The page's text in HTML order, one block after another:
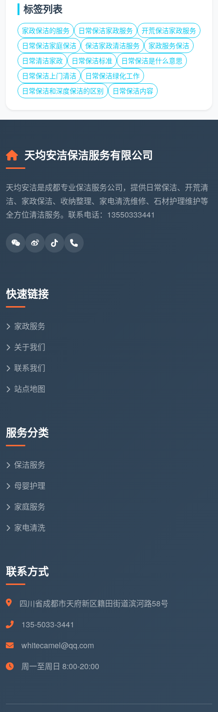
——每一步做完再进入下一步，不交叉不遗漏。
环节二：柜体内部清洁。很多散工只擦柜门表面，
抽屉和隔板根本不取出来。天均安洁的标准流程是：逐
一取出所有抽屉和隔板→吸尘→擦拭→装回→擦拭门板
→去除胶印。工序一步不少。
环节三：地面漆点铲除。这是最容易被跳过的工
工序必须放在吸尘之前，否则铲下来的碎屑会二次污染
四、流程规范的背后，需要这三样东西来支撑
开荒保洁工作流程不是挂在墙上的口号，它背后需
要三样东西来支撑。充足的人手和工时——一套100平
工3-4小时“做完”的，一定是跳过了大量工序。专业的工
标准。愿意对结果负责的固定团队——自有员工经过统
一培训，流程标准化，质量稳定可预期。
60-80㎡
120-150㎡
别墅
以上总价已含全部12项精保洁，并按上述6步
都主城区及周边各区县。
五、再搜“开荒保洁工作流程”，你已经知道专业团队该
当你在手机里再次搜索“开荒保洁工作流程”时，你
不会再被“打电话约一下、上门就开始干”的散工模式轻
成品保护→从上到下全面除尘→玻璃系统与柜体内部清
标签列表
家政保洁的服务 日常保洁家政服务
开荒保洁家政服务
日常保洁家庭保洁
保洁家政清洁服务
家政服务保洁
日常清洁家政
日常保洁标准
日常保洁是什么意思
日常保洁上门清洁
日常保洁绿化工作
日常保洁和深度保洁的区别
日常保洁内容
天均安洁保洁服务有限公司
天均安洁是成都专业保洁服务公司，提供日常保洁、开荒清
洁、家政保洁、收纳整理、家电清洗维修、石材护理维护等
全方位清洁服务。联系电话：13550333441
快速链接
家政服务
关于我们
联系我们
站点地图
服务分类
保洁服务
母婴护理
家庭服务
家电清洗
联系方式
四川省成都市天府新区籍田街道滨河路58号
135-5033-3441
whitecamel@qq.com
周一至周日 8:00-20:00